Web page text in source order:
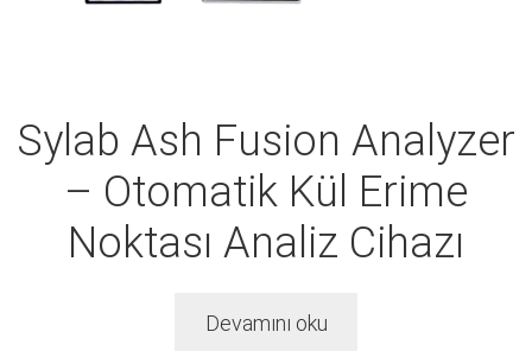
Sylab Ash Fusion Analyzer
– Otomatik Kül Erime
Noktası Analiz Cihazı
Devamını oku